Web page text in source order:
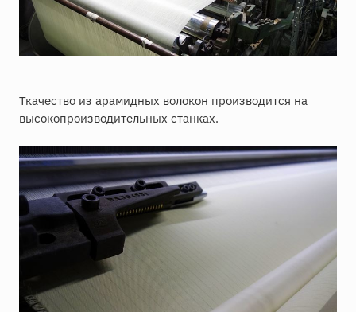
Ткачество из арамидных волокон производится на
высокопроизводительных станках.